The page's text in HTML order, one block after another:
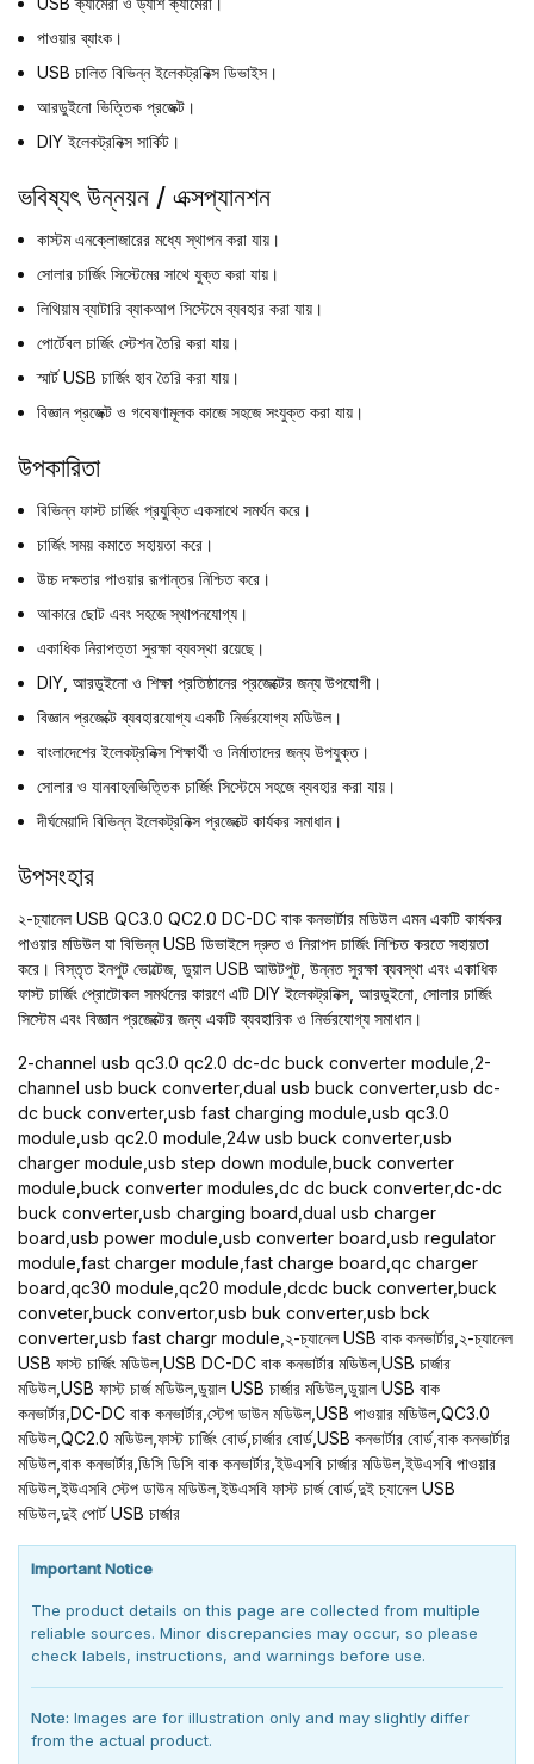
পাওয়ার ব্যাংক।
USB চালিত বিভিন্ন ইলেকট্রনিক্স ডিভাইস।
আরডুইনো ভিত্তিক প্রজেক্ট।
DIY ইলেকট্রনিক্স সার্কিট।
ভবিষ্যৎ উন্নয়ন / এক্সপ্যানশন
কাস্টম এনক্লোজারের মধ্যে স্থাপন করা যায়।
সোলার চার্জিং সিস্টেমের সাথে যুক্ত করা যায়।
লিথিয়াম ব্যাটারি ব্যাকআপ সিস্টেমে ব্যবহার করা যায়।
পোর্টেবল চার্জিং স্টেশন তৈরি করা যায়।
স্মার্ট USB চার্জিং হাব তৈরি করা যায়।
বিজ্ঞান প্রজেক্ট ও গবেষণামূলক কাজে সহজে সংযুক্ত করা যায়।
উপকারিতা
বিভিন্ন ফাস্ট চার্জিং প্রযুক্তি একসাথে সমর্থন করে।
চার্জিং সময় কমাতে সহায়তা করে।
উচ্চ দক্ষতার পাওয়ার রূপান্তর নিশ্চিত করে।
আকারে ছোট এবং সহজে স্থাপনযোগ্য।
একাধিক নিরাপত্তা সুরক্ষা ব্যবস্থা রয়েছে।
DIY, আরডুইনো ও শিক্ষা প্রতিষ্ঠানের প্রজেক্টের জন্য উপযোগী।
বিজ্ঞান প্রজেক্টে ব্যবহারযোগ্য একটি নির্ভরযোগ্য মডিউল।
বাংলাদেশের ইলেকট্রনিক্স শিক্ষার্থী ও নির্মাতাদের জন্য উপযুক্ত।
সোলার ও যানবাহনভিত্তিক চার্জিং সিস্টেমে সহজে ব্যবহার করা যায়।
দীর্ঘমেয়াদি বিভিন্ন ইলেকট্রনিক্স প্রজেক্টে কার্যকর সমাধান।
উপসংহার
২-চ্যানেল USB QC3.0 QC2.0 DC-DC বাক কনভার্টার মডিউল এমন একটি কার্যকর
পাওয়ার মডিউল যা বিভিন্ন USB ডিভাইসে দ্রুত ও নিরাপদ চার্জিং নিশ্চিত করতে সহায়তা
করে। বিস্তৃত ইনপুট ভোল্টেজ, ডুয়াল USB আউটপুট, উন্নত সুরক্ষা ব্যবস্থা এবং একাধিক
ফাস্ট চার্জিং প্রোটোকল সমর্থনের কারণে এটি DIY ইলেকট্রনিক্স, আরডুইনো, সোলার চার্জিং
সিস্টেম এবং বিজ্ঞান প্রজেক্টের জন্য একটি ব্যবহারিক ও নির্ভরযোগ্য সমাধান।
2-channel usb qc3.0 qc2.0 dc-dc buck converter module,2-
channel usb buck converter,dual usb buck converter,usb dc-
dc buck converter,usb fast charging module,usb qc3.0
module,usb qc2.0 module,24w usb buck converter,usb
charger module,usb step down module,buck converter
module,buck converter modules,dc dc buck converter,dc-dc
buck converter,usb charging board,dual usb charger
board,usb power module,usb converter board,usb regulator
module,fast charger module,fast charge board,qc charger
board,qc30 module,qc20 module,dcdc buck converter,buck
conveter,buck convertor,usb buk converter,usb bck
converter,usb fast chargr module,২-চ্যানেল USB বাক কনভার্টার,২-চ্যানেল
USB ফাস্ট চার্জিং মডিউল,USB DC-DC বাক কনভার্টার মডিউল,USB চার্জার
মডিউল,USB ফাস্ট চার্জ মডিউল,ডুয়াল USB চার্জার মডিউল,ডুয়াল USB বাক
কনভার্টার,DC-DC বাক কনভার্টার,স্টেপ ডাউন মডিউল,USB পাওয়ার মডিউল,QC3.0
মডিউল,QC2.0 মডিউল,ফাস্ট চার্জিং বোর্ড,চার্জার বোর্ড,USB কনভার্টার বোর্ড,বাক কনভার্টার
মডিউল,বাক কনভার্টার,ডিসি ডিসি বাক কনভার্টার,ইউএসবি চার্জার মডিউল,ইউএসবি পাওয়ার
মডিউল,ইউএসবি স্টেপ ডাউন মডিউল,ইউএসবি ফাস্ট চার্জ বোর্ড,দুই চ্যানেল USB
মডিউল,দুই পোর্ট USB চার্জার
Important Notice
The product details on this page are collected from multiple
reliable sources. Minor discrepancies may occur, so please
check labels, instructions, and warnings before use.
Note: Images are for illustration only and may slightly differ
from the actual product.